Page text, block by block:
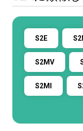
S2E
S2MV
S2MI